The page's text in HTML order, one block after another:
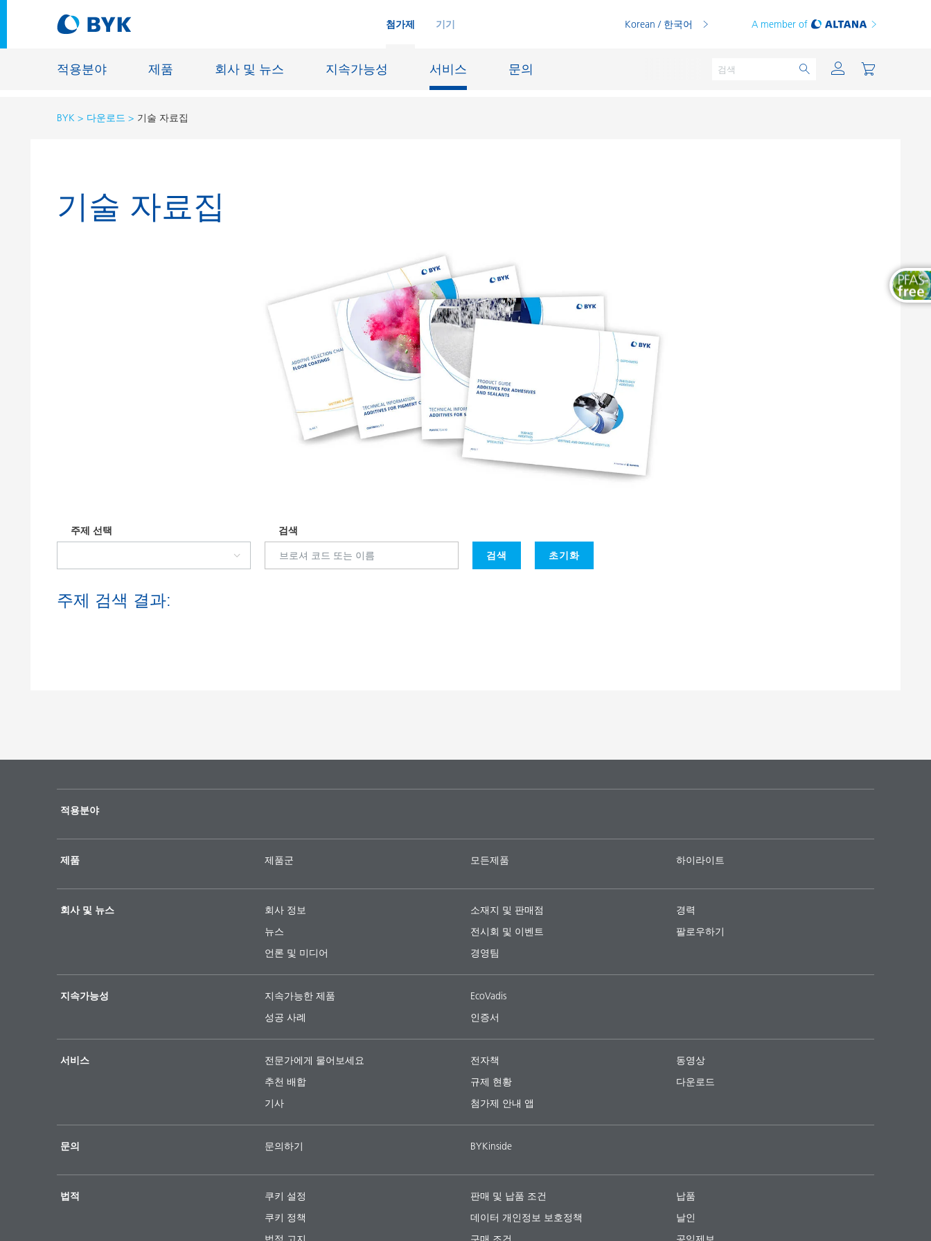
첨가제 기기 Korean / 한국어 A member of
적용분야 제품 회사 및 뉴스 지속가능성 서비스 문의
적용분야에 따른 제품 추천
접착제 및 실란트
건축용 도료
공업용 도료
홈 케어 및 I&I(산업용 및 기관, 보호시설용
Oil & Gas 분야
종이 코팅
퍼스널 케어
BYK 다운로드 기술 자료집
기술 자료집
주제 선택
검색
검색
초기화
주제 검색 결과:
적용분야
제품 제품군 모든제품 하이라이트
회사 및 뉴스
회사 정보
뉴스
언론 및 미디어
소재지 및 판매점
전시회 및 이벤트
경영팀
경력
팔로우하기
지속가능성
지속가능한 제품
성공 사례
EcoVadis
인증서
서비스
전문가에게 물어보세요
추천 배합
기사
전자책
규제 현황
첨가제 안내 앱
동영상
다운로드
문의 문의하기 BYKinside
법적
쿠키 설정
쿠키 정책
판매 및 납품 조건
데이터 개인정보 보호정책
납품
날인